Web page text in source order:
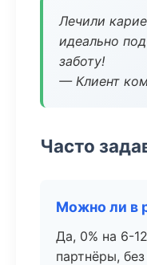
Лечили
идеально
заботу!
— Клиент
Часто
Можно ли в
Да, 0% на 6-
партнёры,